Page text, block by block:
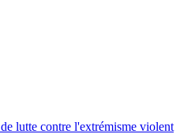
lutte contre l'extrémisme violent